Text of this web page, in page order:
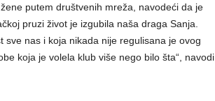
putem društvenih mreža, navodeći da je
pruzi život je izgubila naša draga Sanja.
nas i koja nikada nije regulisana je ovog
koja je volela klub više nego bilo šta“, navodi